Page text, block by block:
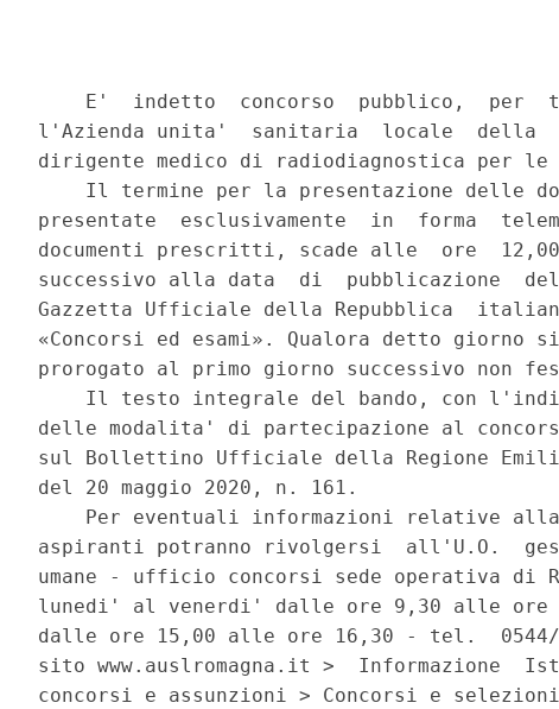
E'  indetto  concorso  pubblico,  per
l'Azienda unita'  sanitaria  locale  della
dirigente medico di radiodiagnostica per le
Il termine per la presentazione delle
presentate  esclusivamente  in  forma
documenti prescritti, scade alle  ore
successivo alla data  di  pubblicazione
Gazzetta Ufficiale della Repubblica
«Concorsi ed esami». Qualora detto
prorogato al primo giorno successivo non
Il testo integrale del bando, con
delle modalita' di partecipazione al
sul Bollettino Ufficiale della Regione
del 20 maggio 2020, n. 161.
Per eventuali informazioni relative
aspiranti potranno rivolgersi  all'U.O.
umane - ufficio concorsi sede operativa di
lunedi' al venerdi' dalle ore 9,30 alle ore
dalle ore 15,00 alle ore 16,30 - tel.
sito www.auslromagna.it >  Informazione
concorsi e assunzioni > Concorsi e